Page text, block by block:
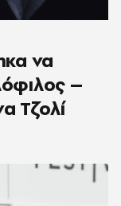
να
–
Τζολί